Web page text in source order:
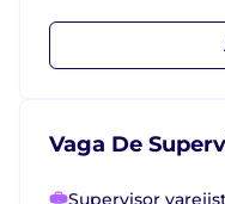
Vaga De
Supervisor